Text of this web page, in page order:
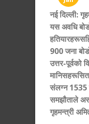
नई दिल्ली:
यस अवधि
900 जना
उत्तर-पूर्वको
संलग्न 1535
समझौताले
गृहमन्त्री